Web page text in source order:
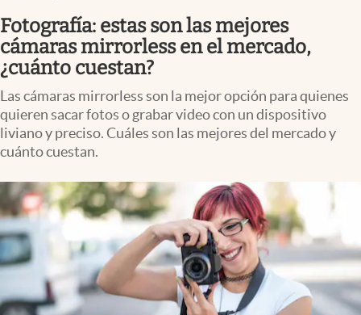
Fotografía: estas son las mejores
cámaras mirrorless en el mercado,
¿cuánto cuestan?
Las cámaras mirrorless son la mejor opción para quienes
quieren sacar fotos o grabar video con un dispositivo
liviano y preciso. Cuáles son las mejores del mercado y
cuánto cuestan.